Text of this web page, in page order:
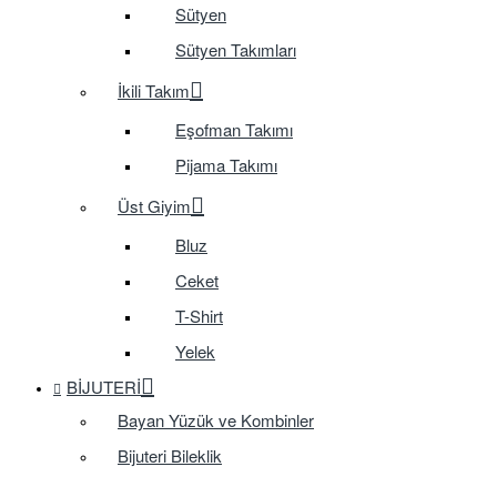
Sütyen
Sütyen Takımları
İkili Takım
Eşofman Takımı
Pijama Takımı
Üst Giyim
Bluz
Ceket
T-Shirt
Yelek
BIJUTERI
Bayan Yüzük ve Kombinler
Bijuteri Bileklik